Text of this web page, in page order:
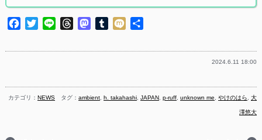
Facebook
TwitterLine ThreadsMastodon
Tumblr
Mixi
2024.6.11 18:00
カテゴリ： NEWS タグ：ambient, h. takahashi,JAPAN,p-ruff,unknown me,やけのはら,大
澤悠大